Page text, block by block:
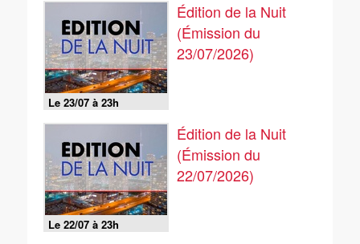
Le 23/07 à 23h
Édition de la Nuit
(Émission du
23/07/2026)
Le 22/07 à 23h
Édition de la Nuit
(Émission du
22/07/2026)